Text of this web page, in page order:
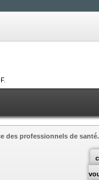
des professionnels de santé.